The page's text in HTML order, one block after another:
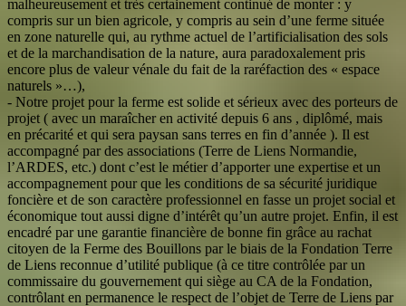
malheureusement et très certainement continué de monter : y
compris sur un bien agricole, y compris au sein d’une ferme située
en zone naturelle qui, au rythme actuel de l’artificialisation des sols
et de la marchandisation de la nature, aura paradoxalement pris
encore plus de valeur vénale du fait de la raréfaction des « espace
naturels »…),
- Notre projet pour la ferme est solide et sérieux avec des porteurs de
projet ( avec un maraîcher en activité depuis 6 ans , diplômé, mais
en précarité et qui sera paysan sans terres en fin d’année ). Il est
accompagné par des associations (Terre de Liens Normandie,
l’ARDES, etc.) dont c’est le métier d’apporter une expertise et un
accompagnement pour que les conditions de sa sécurité juridique
foncière et de son caractère professionnel en fasse un projet social et
économique tout aussi digne d’intérêt qu’un autre projet. Enfin, il est
encadré par une garantie financière de bonne fin grâce au rachat
citoyen de la Ferme des Bouillons par le biais de la Fondation Terre
de Liens reconnue d’utilité publique (à ce titre contrôlée par un
commissaire du gouvernement qui siège au CA de la Fondation,
contrôlant en permanence le respect de l’objet de Terre de Liens par